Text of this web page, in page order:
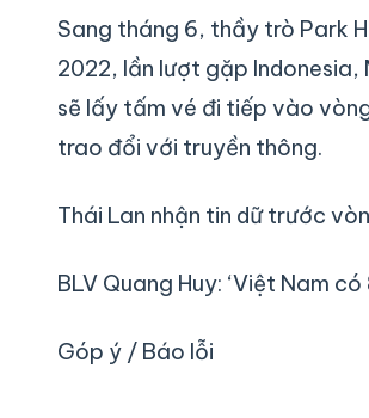
Sang tháng 6, thầy trò Park
2022, lần lượt gặp Indonesia,
sẽ lấy tấm vé đi tiếp vào
trao đổi với truyền thông.
Thái Lan nhận tin dữ trước
BLV Quang Huy: ‘Việt Nam
Góp ý / Báo lỗi